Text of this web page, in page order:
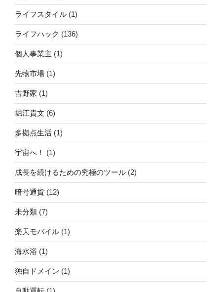
ライフスタイル (1)
ライフハック (136)
個人事業主 (1)
先物市場 (1)
吉野家 (1)
堀江貴文 (6)
多拠点生活 (1)
宇宙へ！ (1)
成長を続けるための究極のツール (2)
暗号通貨 (12)
未分類 (7)
楽天モバイル (1)
海水浴 (1)
独自ドメイン (1)